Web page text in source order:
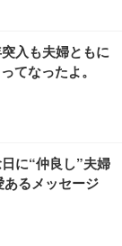
入も夫婦ともに
てなったよ。
に“仲良し”夫婦
るメッセージ